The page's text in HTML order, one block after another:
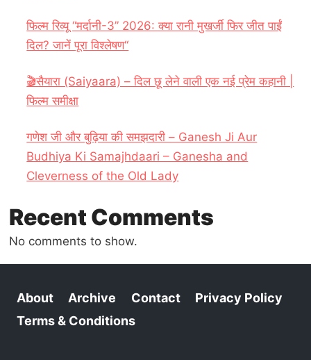
फिल्म रिव्यू “मर्दानी-3” 2026: क्या रानी मुखर्जी फिर जीत पाईं
दिल? जानें पूरा विश्लेषण“
🎬सैयारा (Saiyaara) – दिल छू लेने वाली एक नई प्रेम कहानी |
फिल्म समीक्षा
गणेश जी और बुढ़िया की समझदारी – Ganesh Ji Aur
Budhiya Ki Samajhdaari – Ganesha and
Cleverness of the Old Lady
Recent Comments
No comments to show.
About Archive Contact
Privacy Policy
Terms & Conditions